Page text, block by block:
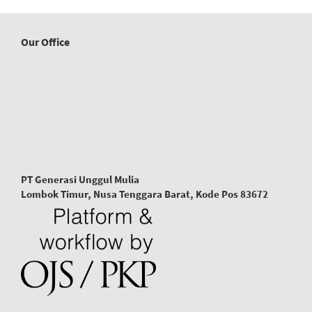
Our Office
PT Generasi Unggul Mulia
Lombok Timur, Nusa Tenggara Barat, Kode Pos 83672